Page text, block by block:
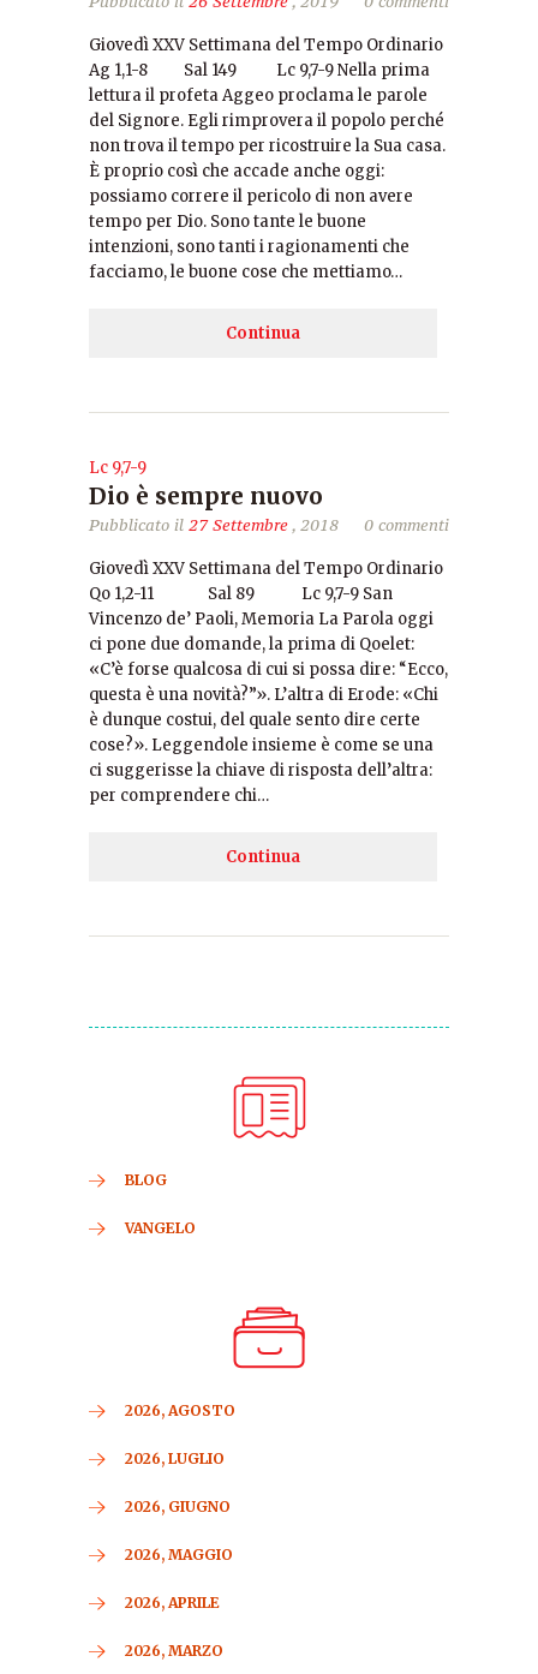
Giovedì XXV Settimana del Tempo Ordinario
Ag 1,1-8 Sal 149 Lc 9,7-9 Nella prima
lettura il profeta Aggeo proclama le parole
del Signore. Egli rimprovera il popolo perché
non trova il tempo per ricostruire la Sua casa.
È proprio così che accade anche oggi:
possiamo correre il pericolo di non avere
tempo per Dio. Sono tante le buone
intenzioni, sono tanti i ragionamenti che
facciamo, le buone cose che mettiamo…
Continua
Lc 9,7-9
Dio è sempre nuovo
Pubblicato il 27 Settembre, 2018 0 commenti
Giovedì XXV Settimana del Tempo Ordinario
Qo 1,2-11 Sal 89 Lc 9,7-9 San
Vincenzo de’ Paoli, Memoria La Parola oggi
ci pone due domande, la prima di Qoelet:
«C’è forse qualcosa di cui si possa dire: “Ecco,
questa è una novità?”». L’altra di Erode: «Chi
è dunque costui, del quale sento dire certe
cose?». Leggendole insieme è come se una
ci suggerisse la chiave di risposta dell’altra:
per comprendere chi…
Continua
BLOG
VANGELO
2026, AGOSTO
2026, LUGLIO
2026, GIUGNO
2026, MAGGIO
2026, APRILE
2026, MARZO